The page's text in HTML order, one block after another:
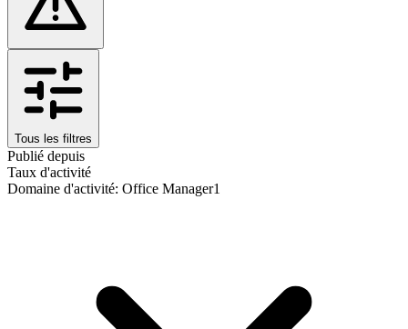
Tous les filtres
Publié depuis
Taux d'activité
Domaine d'activité: Office Manager1